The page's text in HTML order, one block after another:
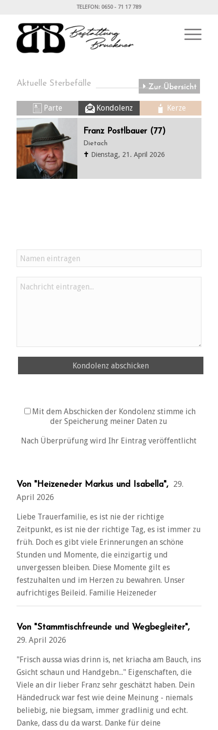
TELEFON: 0650 - 71 17 789
Aktuelle Sterbefälle
Parte Kondolenz Kerze
Franz Postlbauer (77)
Dietach
✝ Dienstag, 21. April 2026
Kondolenz abschicken
Mit dem Abschicken der Kondolenz stimme ich
der Speicherung meiner Daten zu
Nach Überprüfung wird Ihr Eintrag veröffentlicht
Von "Heizeneder Markus und Isabella",
29.
April 2026
Liebe Trauerfamilie, es ist nie der richtige
Zeitpunkt, es ist nie der richtige Tag, es ist immer zu
früh. Doch es gibt viele Erinnerungen an schöne
Stunden und Momente, die einzigartig und
unvergessen bleiben. Diese Momente gilt es
festzuhalten und im Herzen zu bewahren. Unser
aufrichtiges Beileid. Familie Heizeneder
Von "Stammtischfreunde und Wegbegleiter",
29. April 2026
"Frisch aussa wias drinn is, net kriacha am Bauch, ins
Gsicht schaun und Handgebn..." Eigenschaften, die
Viele an dir lieber Franz sehr geschätzt haben. Dein
Händedruck war fest wie deine Meinung - niemals
beliebig, nie biegsam, immer gradlinig und echt.
Danke, dass du da warst. Danke für deine